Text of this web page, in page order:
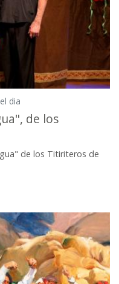
dia
de los
de los Titiriteros de